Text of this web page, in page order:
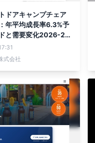
ドアキャンプチェア
年平均成長率6.3%予
と需要変化2026-20
式会社